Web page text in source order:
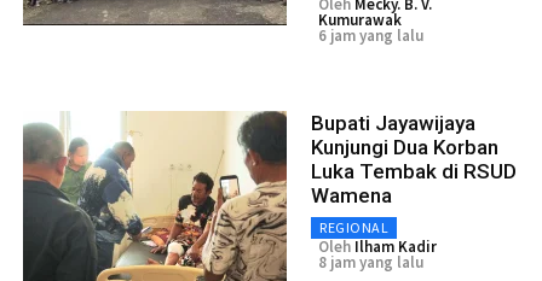
Kumurawak
6 jam yang lalu
Bupati Jayawijaya
Kunjungi Dua Korban
Luka Tembak di RSUD
Wamena
REGIONAL
Oleh Ilham Kadir
8 jam yang lalu